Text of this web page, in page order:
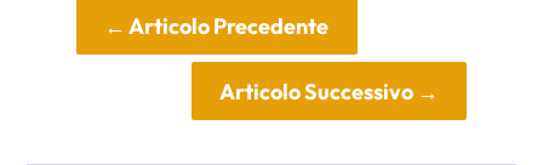
←Articolo Precedente
Articolo Successivo→